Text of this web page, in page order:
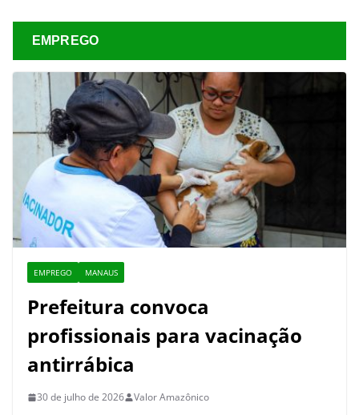
EMPREGO
EMPREGO MANAUS
Prefeitura convoca
profissionais para vacinação
antirrábica
30 de julho de 2026 Valor Amazônico